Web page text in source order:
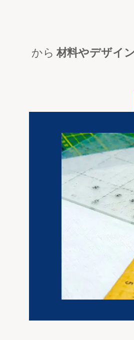
から 材料やデザイ